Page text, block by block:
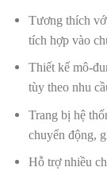
Tương thích
tích hợp vào
Thiết kế mô-
tùy theo nhu
Trang bị hệ
chuyển động,
Hỗ trợ nhiều